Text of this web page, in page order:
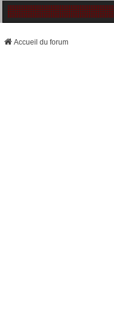
Accueil du forum